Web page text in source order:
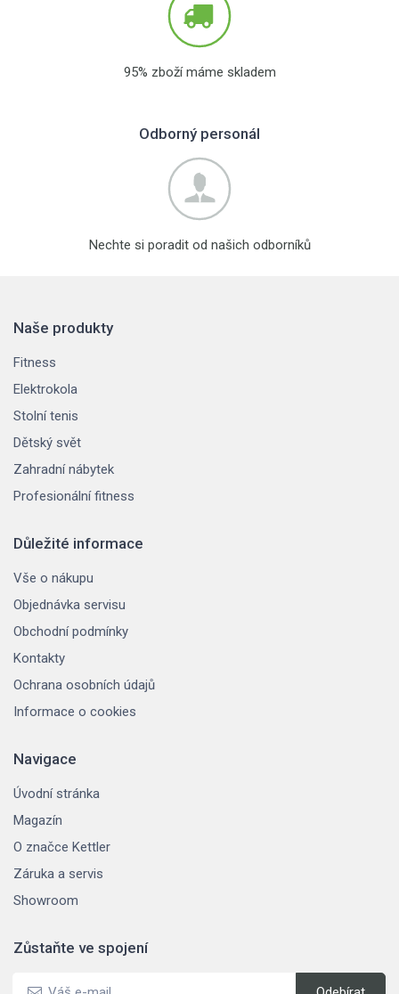
95% zboží máme skladem
Odborný personál
Nechte si poradit od našich odborníků
Naše produkty
Fitness
Elektrokola
Stolní tenis
Dětský svět
Zahradní nábytek
Profesionální fitness
Důležité informace
Vše o nákupu
Objednávka servisu
Obchodní podmínky
Kontakty
Ochrana osobních údajů
Informace o cookies
Navigace
Úvodní stránka
Magazín
O značce Kettler
Záruka a servis
Showroom
Zůstaňte ve spojení